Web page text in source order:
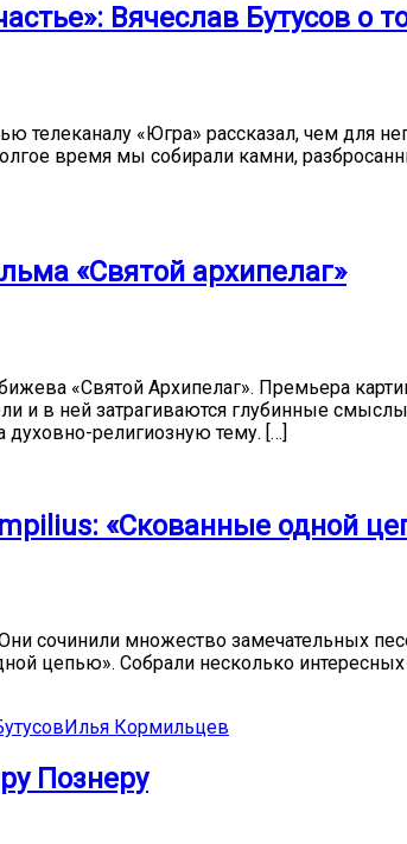
Вячеслав Бутусов о
«Югра» рассказал, чем для
время мы собирали камни,
«Святой архипелаг»
«Святой Архипелаг». Премьера
и в ней затрагиваются глубинные
религиозную тему. […]
«Скованные одной
сочинили множество замечательных
цепью». Собрали несколько
Илья Кормильцев
Познеру